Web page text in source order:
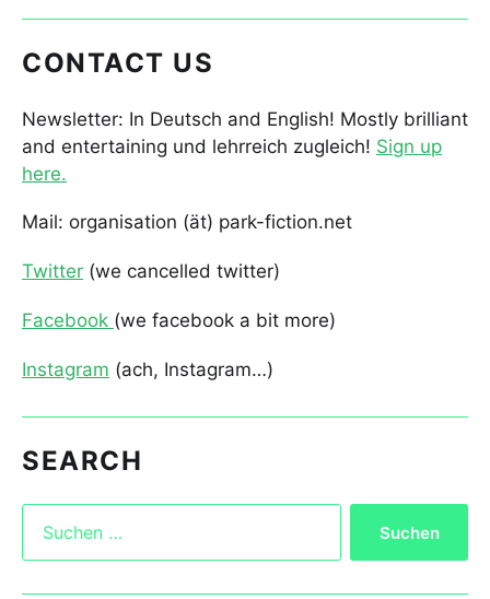
CONTACT US
Newsletter: In Deutsch and English! Mostly brilliant
and entertaining und lehrreich zugleich! Sign up
here.
Mail: organisation (ät) park-fiction.net
Twitter (we cancelled twitter)
Facebook (we facebook a bit more)
Instagram (ach, Instagram…)
SEARCH